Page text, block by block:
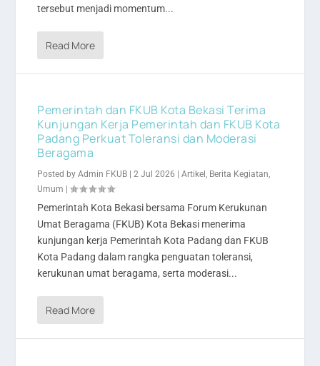
tersebut menjadi momentum...
Read More
Pemerintah dan FKUB Kota Bekasi Terima
Kunjungan Kerja Pemerintah dan FKUB Kota
Padang Perkuat Toleransi dan Moderasi
Beragama
Posted byAdmin FKUB |2 Jul 2026 |Artikel, Berita Kegiatan,
Umum
|
Pemerintah Kota Bekasi bersama Forum Kerukunan
Umat Beragama (FKUB) Kota Bekasi menerima
kunjungan kerja Pemerintah Kota Padang dan FKUB
Kota Padang dalam rangka penguatan toleransi,
kerukunan umat beragama, serta moderasi...
Read More